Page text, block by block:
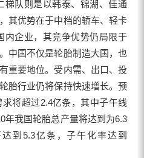
梯队则是以韩泰、锦湖、佳通
其优势在于中档的轿车、轻卡
内企业，其竞争优势仍局限于
中国不仅是轮胎制造大国，也
重要地位。受内需、出口、投
胎行业仍将保持快速增长。预
将超过2.4亿条，其中子午线
年我国轮胎总产量将达到为6.3
到5.3亿条，子午化率达到